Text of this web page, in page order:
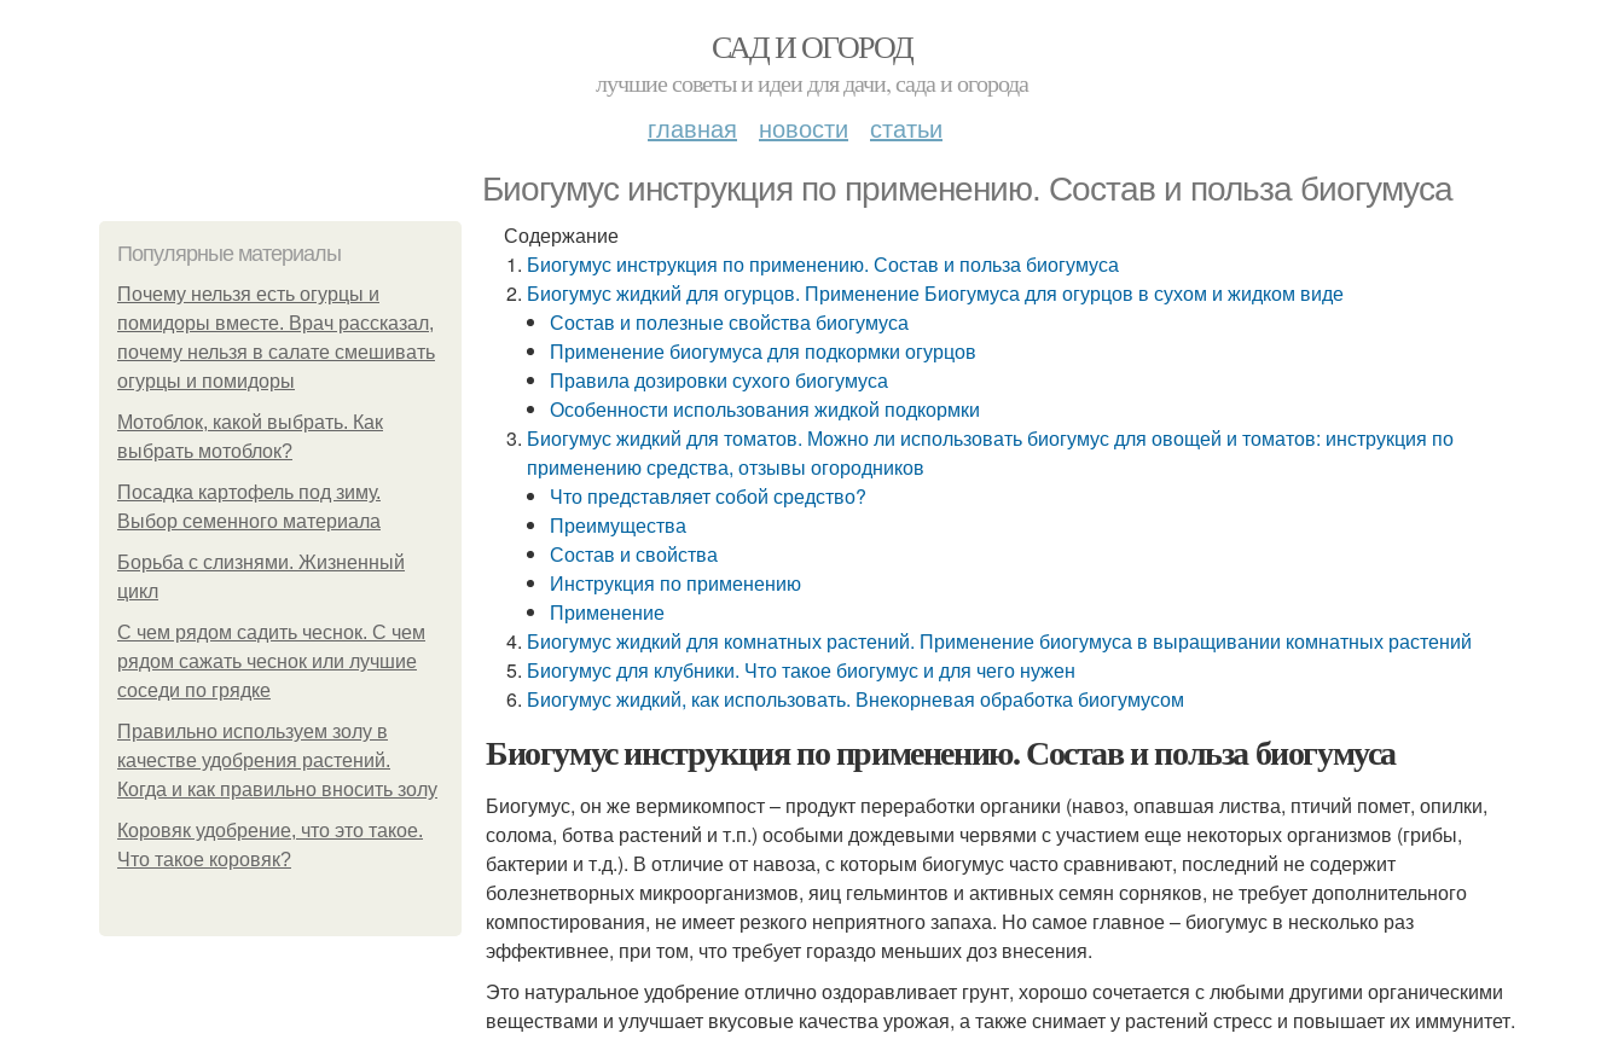
САД И ОГОРОД
лучшие советы и идеи для дачи, сада и огорода
главная новости статьи
Биогумус инструкция по применению. Состав и польза биогумуса
Популярные материалы
Почему нельзя есть огурцы и
помидоры вместе. Врач рассказал,
почему нельзя в салате смешивать
огурцы и помидоры
Мотоблок, какой выбрать. Как
выбрать мотоблок?
Посадка картофель под зиму.
Выбор семенного материала
Борьба с слизнями. Жизненный
цикл
С чем рядом садить чеснок. С чем
рядом сажать чеснок или лучшие
соседи по грядке
Правильно используем золу в
качестве удобрения растений.
Когда и как правильно вносить золу
Коровяк удобрение, что это такое.
Что такое коровяк?
Содержание
Биогумус инструкция по применению. Состав и польза биогумуса
Биогумус жидкий для огурцов. Применение Биогумуса для огурцов в сухом и жидком виде
Состав и полезные свойства биогумуса
Применение биогумуса для подкормки огурцов
Правила дозировки сухого биогумуса
Особенности использования жидкой подкормки
Биогумус жидкий для томатов. Можно ли использовать биогумус для овощей и томатов: инструкция по
применению средства, отзывы огородников
Что представляет собой средство?
Преимущества
Состав и свойства
Инструкция по применению
Применение
Биогумус жидкий для комнатных растений. Применение биогумуса в выращивании комнатных растений
Биогумус для клубники. Что такое биогумус и для чего нужен
Биогумус жидкий, как использовать. Внекорневая обработка биогумусом
Биогумус инструкция по применению. Состав и польза биогумуса
Биогумус, он же вермикомпост – продукт переработки органики (навоз, опавшая листва, птичий помет, опилки,
солома, ботва растений и т.п.) особыми дождевыми червями с участием еще некоторых организмов (грибы,
бактерии и т.д.). В отличие от навоза, с которым биогумус часто сравнивают, последний не содержит
болезнетворных микроорганизмов, яиц гельминтов и активных семян сорняков, не требует дополнительного
компостирования, не имеет резкого неприятного запаха. Но самое главное – биогумус в несколько раз
эффективнее, при том, что требует гораздо меньших доз внесения.
Это натуральное удобрение отлично оздоравливает грунт, хорошо сочетается с любыми другими органическими
веществами и улучшает вкусовые качества урожая, а также снимает у растений стресс и повышает их иммунитет.